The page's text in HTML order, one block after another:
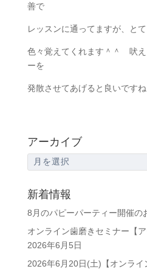
善で
レッスンに通ってますが、と
色々覚えてくれます＾＾ 吠
ーを
発散させてあげると良いですね
アーカイブ
ー
カ
イ
ブ
新着情報
8月のパピーパーティー開催の
オンライン歯磨きセミナー【
2026年6月5日
2026年6月20日(土)【オンライ